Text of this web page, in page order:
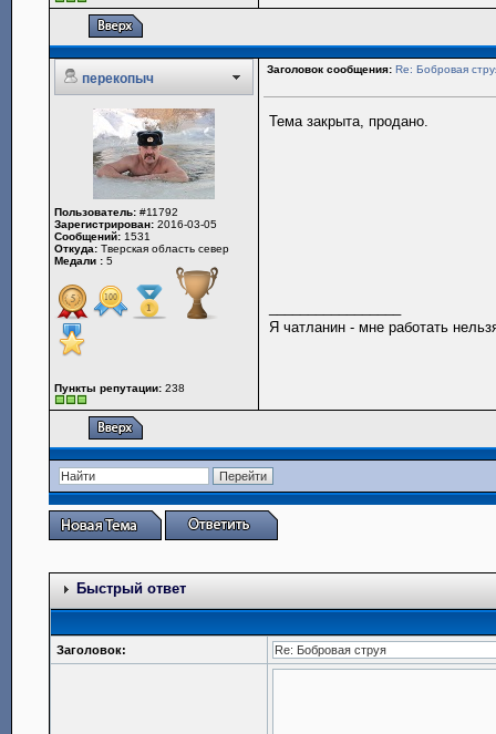
перекопыч
Заголовок сообщения: Re: Бобровая
Пользователь: #11792
Зарегистрирован: 2016-03-05
Сообщений: 1531
Откуда: Тверская область север
Медали : 5
Пункты репутации: 238
Тема закрыта, продано.
Я чатланин - мне работать
Быстрый ответ
Заголовок: